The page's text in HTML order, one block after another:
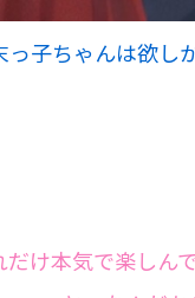
っ子ちゃんは欲し
だけ本気で楽しん